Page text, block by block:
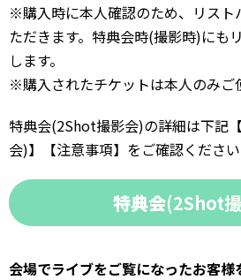
※購入時に本人確認のため、リスト
ただきます。特典会時(撮影時)にも
します。
※購入されたチケットは本人のみご
特典会(2Shot撮影会)の詳細は下記
会)】【注意事項】をご確認ください
特典会(2Shot
会場でライブをご覧になったお客